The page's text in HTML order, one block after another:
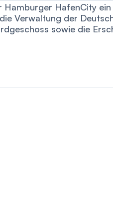
HafenCity
Verwaltung der
sowie die